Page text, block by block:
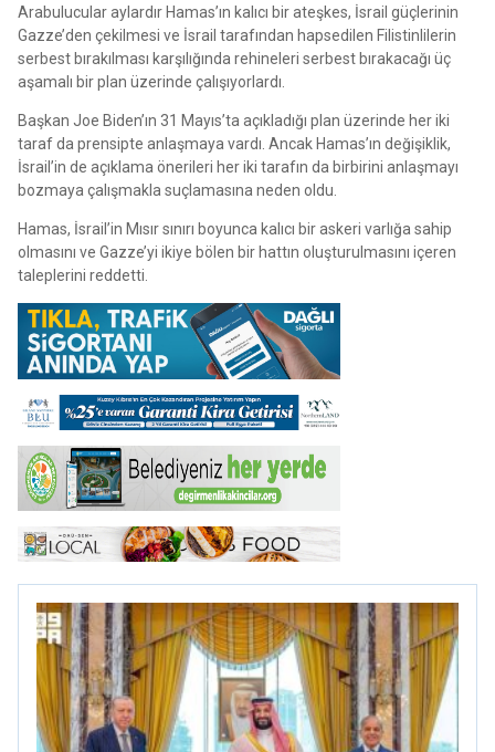
Arabulucular aylardır Hamas’ın kalıcı bir ateşkes, İsrail güçlerinin
Gazze’den çekilmesi ve İsrail tarafından hapsedilen Filistinlilerin
serbest bırakılması karşılığında rehineleri serbest bırakacağı üç
aşamalı bir plan üzerinde çalışıyorlardı.
Başkan Joe Biden’ın 31 Mayıs’ta açıkladığı plan üzerinde her iki
taraf da prensipte anlaşmaya vardı. Ancak Hamas’ın değişiklik,
İsrail’in de açıklama önerileri her iki tarafın da birbirini anlaşmayı
bozmaya çalışmakla suçlamasına neden oldu.
Hamas, İsrail’in Mısır sınırı boyunca kalıcı bir askeri varlığa sahip
olmasını ve Gazze’yi ikiye bölen bir hattın oluşturulmasını içeren
taleplerini reddetti.